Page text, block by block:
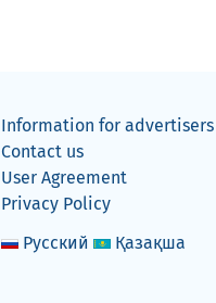
Information for advertisers
Contact us
User Agreement
Privacy Policy
Русский
Қазақша